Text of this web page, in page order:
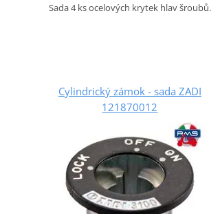
Sada 4 ks ocelových krytek hlav šroubů.
Cylindrický zámok - sada ZADI
121870012